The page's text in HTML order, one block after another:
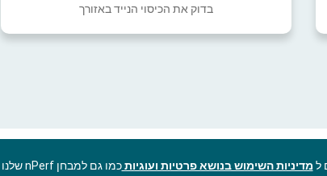
בדוק את הכיסוי הנייד באזורך
מדיניות השימוש בנושא פרטיות ועוגיותכמו גם למבחן nPerf שלנו